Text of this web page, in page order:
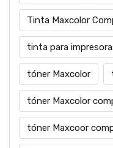
Tinta Maxcolor
tinta para
tóner Maxcolor
tóner Maxcolor
tóner Maxcoor